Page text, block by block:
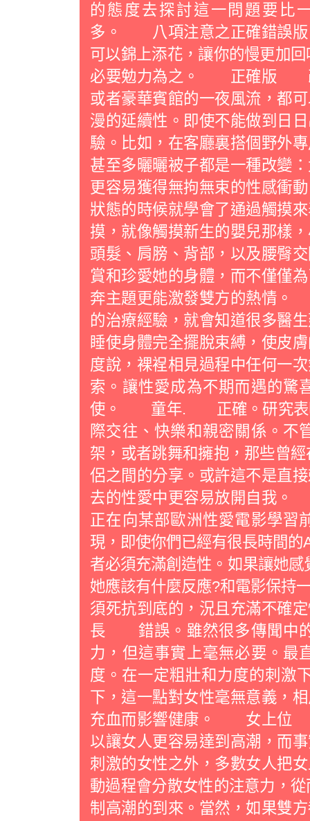
的態度去探討這一問題要比
多。 八項注意之正確錯誤
可以錦上添花，讓你的慢更加
必要勉力為之。 正確版
或者豪華賓館的一夜風流，都
漫的延續性。即使不能做到日
驗。比如，在客廳裏搭個野外
甚至多曬曬被子都是一種改變
更容易獲得無拘無束的性感
狀態的時候就學會了通過觸摸
摸，就像觸摸新生的嬰兒那樣
頭髮、肩膀、背部，以及腰臀
賞和珍愛她的身體，而不僅僅
奔主題更能激發雙方的熱情
的治療經驗，就會知道很多醫
睡使身體完全擺脫束縛，使皮
度說，裸裎相見過程中任何一
索。讓性愛成為不期而遇的驚
使。 童年. 正確。研究表明
際交往、快樂和親密關係。不
架，或者跳舞和擁抱，那些曾
侶之間的分享。或許這不是直
去的性愛中更容易放開自
正在向某部歐洲性愛電影學習
現，即使你們已經有很長時間
者必須充滿創造性。如果讓她感
她應該有什麼反應?和電影保持
須死抗到底的，況且充滿不
長 錯誤。雖然很多傳聞中的
力，但這事實上毫無必要。最
度。在一定粗壯和力度的刺激
下，這一點對女性毫無意義，
充血而影響健康。 女上位
以讓女人更容易達到高潮，而
刺激的女性之外，多數女人把
動過程會分散女性的注意力，
制高潮的到來。當然，如果雙